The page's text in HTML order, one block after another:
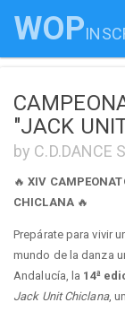
WOP
"JACK
by C.D.DANCE
🔥XIV
CHICLANA🔥
Prepárate para vivir
mundo de la danza
Andalucía, la 14ª
Jack Unit Chiclana,